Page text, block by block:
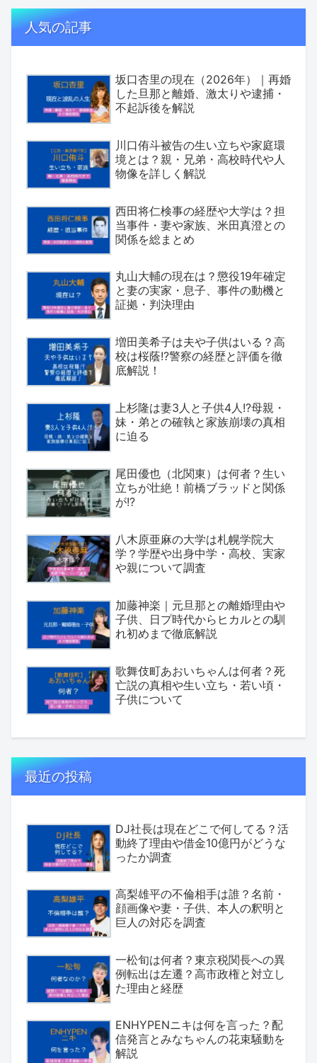
人気の記事
坂口杏里の現在（2026年）｜再婚
した旦那と離婚、激太りや逮捕・
不起訴後を解説
川口侑斗被告の生い立ちや家庭環
境とは？親・兄弟・高校時代や人
物像を詳しく解説
西田将仁検事の経歴や大学は？担
当事件・妻や家族、米田真澄との
関係を総まとめ
丸山大輔の現在は？懲役19年確定
と妻の実家・息子、事件の動機と
証拠・判決理由
増田美希子は夫や子供はいる？高
校は桜蔭!?警察の経歴と評価を徹
底解説！
上杉隆は妻3人と子供4人!?母親・
妹・弟との確執と家族崩壊の真相
に迫る
尾田優也（北関東）は何者？生い
立ちが壮絶！前橋ブラッドと関係
が!?
八木原亜麻の大学は札幌学院大
学？学歴や出身中学・高校、実家
や親について調査
加藤神楽｜元旦那との離婚理由や
子供、日プ時代からヒカルとの馴
れ初めまで徹底解説
歌舞伎町あおいちゃんは何者？死
亡説の真相や生い立ち・若い頃・
子供について
最近の投稿
DJ社長は現在どこで何してる？活
動終了理由や借金10億円がどうな
ったか調査
高梨雄平の不倫相手は誰？名前・
顔画像や妻・子供、本人の釈明と
巨人の対応を調査
一松旬は何者？東京税関長への異
例転出は左遷？高市政権と対立し
た理由と経歴
ENHYPENニキは何を言った？配
信発言とみなちゃんの花束騒動を
解説